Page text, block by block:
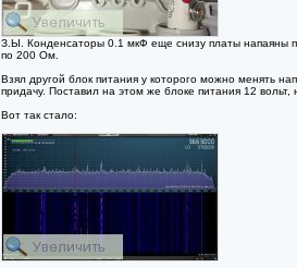
З.Ы. Конденсаторы 0.1 мкФ еще снизу платы напаяны
по 200 Ом.
Взял другой блок питания у которого можно менять
придачу. Поставил на этом же блоке питания 12 вольт,
Вот так стало: